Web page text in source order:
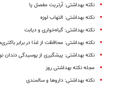
نکته بهداشتی: آرتریت مفصل پا
نکته بهداشتی: التهاب لوزه
نکته بهداشتی: گیاه‌خواری و دیابت
نکته بهداشتی: محافظت از غذا در برابر
نکته بهداشتی: پیشگیری از پوسیدگی دندان
مجله نکته بهداشتی روز
نکته بهداشتی: داروها و سالمندی